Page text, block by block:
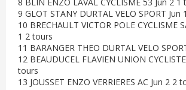
9 GLOT STANY DURTAL VELO SPORT Jun
10 BRECHAULT VICTOR POLE CYCLISME
1 2 tours
11 BARANGER THEO DURTAL VELO
12 BEAUDUCEL FLAVIEN UNION
tours
13 JOUSSET ENZO VERRIERES AC Jun 2 2